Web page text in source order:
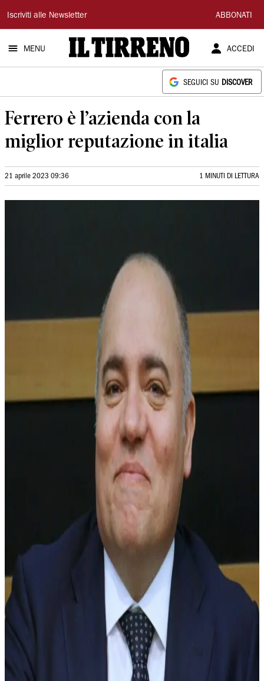
Il
Tirreno
Iscriviti alle Newsletter ABBONATI
MENU ACCEDI
SEGUICI SU DISCOVER
Ferrero è l’azienda con la
miglior reputazione in italia
21 aprile 2023 09:36 1 MINUTI DI LETTURA